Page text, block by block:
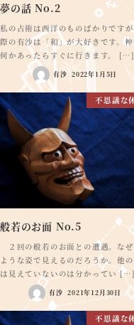
夢の話 No.2
私の占術は西洋のものばかりです
際の有沙は「和」が大好きです。神
何かあったらすぐに行きます。 […]
有沙 2022年1月5日
不思議な
般若のお面 No.5
２回の般若のお面との遭遇。な
ような姿で見えるのだろうか。他
は見えていないのは分かってい […]
有沙 2021年12月30日
不思議な